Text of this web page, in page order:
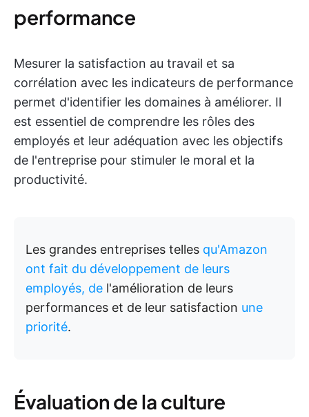
performance
Mesurer la satisfaction au travail et sa
corrélation avec les indicateurs de performance
permet d'identifier les domaines à améliorer. Il
est essentiel de comprendre les rôles des
employés et leur adéquation avec les objectifs
de l'entreprise pour stimuler le moral et la
productivité.
Les grandes entreprises telles qu'Amazon
ont fait du développement de leurs
employés, de l'amélioration de leurs
performances et de leur satisfaction une
priorité.
Évaluation de la culture